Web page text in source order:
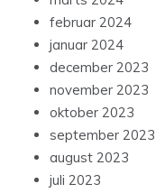
februar 2024
januar 2024
december 2023
november 2023
oktober 2023
september 2023
august 2023
juli 2023